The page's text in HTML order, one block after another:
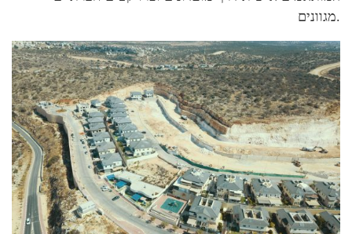
מגוונים.